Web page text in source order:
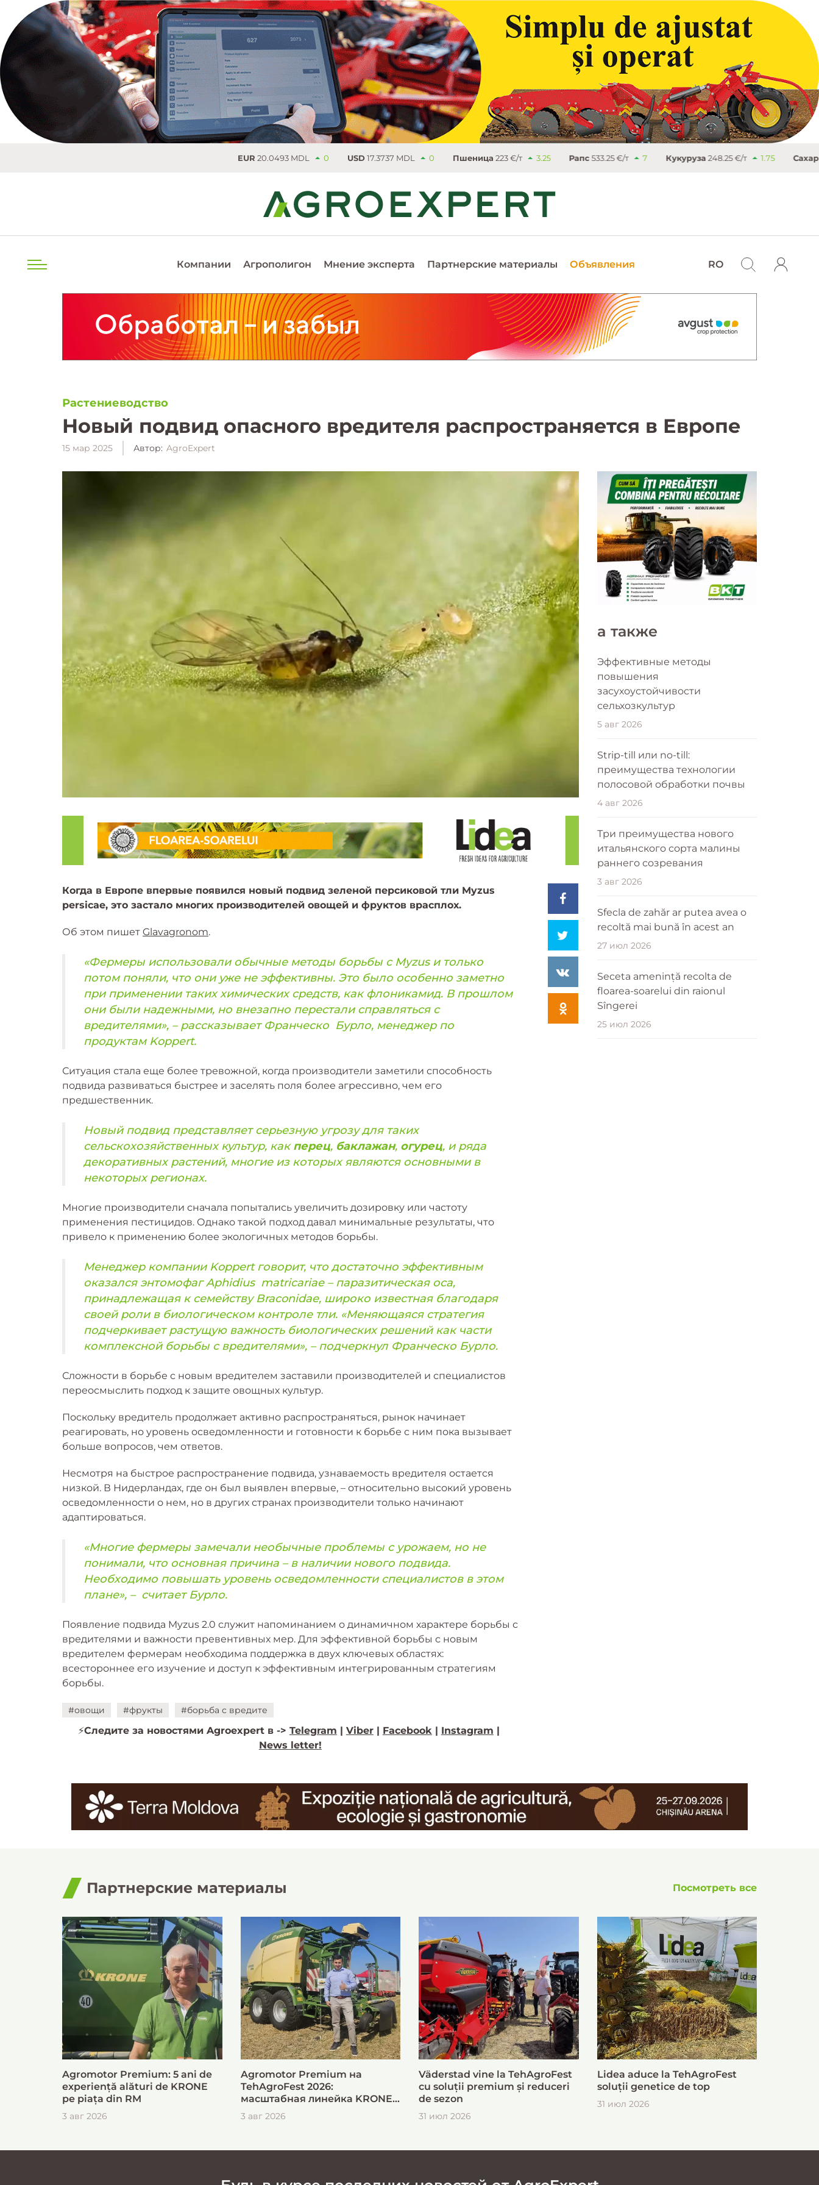
20.0493 MDL 0 USD 17.3737 MDL 0 Пшеница 223 €/т 3.25 Рапс533.25 €/т 7 Кукуруза 248.25 €/т 1.75 Сахар503.4 €/т
Компании Агрополигон Мнение эксперта Партнерские материалы Объявления RO
Растениеводство
Новый подвид опасного вредителя распространяется в Европе
15 мар 2025 Автор: AgroExpert
Когда в Европе впервые появился новый подвид зеленой персиковой тли Myzus
persicae, это застало многих производителей овощей и фруктов врасплох.
Об этом пишет Glavagronom.
«Фермеры использовали обычные методы борьбы с Myzus и только
потом поняли, что они уже не эффективны. Это было особенно заметно
при применении таких химических средств, как флоникамид. В прошлом
они были надежными, но внезапно перестали справляться с
вредителями», – рассказывает Франческо Бурло, менеджер по
продуктам Koppert.
Ситуация стала еще более тревожной, когда производители заметили способность
подвида развиваться быстрее и заселять поля более агрессивно, чем его
предшественник.
Новый подвид представляет серьезную угрозу для таких
сельскохозяйственных культур, какперец, баклажан, огурец, и ряда
декоративных растений, многие из которых являются основными в
некоторых регионах.
Многие производители сначала попытались увеличить дозировку или частоту
применения пестицидов. Однако такой подход давал минимальные результаты, что
привело к применению более экологичных методов борьбы.
Менеджер компании Koppert говорит, что достаточно эффективным
оказался энтомофаг Aphidius matricariae – паразитическая оса,
принадлежащая к семейству Braconidae, широко известная благодаря
своей роли в биологическом контроле тли. «Меняющаяся стратегия
подчеркивает растущую важность биологических решений как части
комплексной борьбы с вредителями», – подчеркнул Франческо Бурло.
Сложности в борьбе с новым вредителем заставили производителей и специалистов
переосмыслить подход к защите овощных культур.
Поскольку вредитель продолжает активно распространяться, рынок начинает
реагировать, но уровень осведомленности и готовности к борьбе с ним пока вызывает
больше вопросов, чем ответов.
Несмотря на быстрое распространение подвида, узнаваемость вредителя остается
низкой. В Нидерландах, где он был выявлен впервые, – относительно высокий уровень
осведомленности о нем, но в других странах производители только начинают
адаптироваться.
«Многие фермеры замечали необычные проблемы с урожаем, но не
понимали, что основная причина – в наличии нового подвида.
Необходимо повышать уровень осведомленности специалистов в этом
плане», – считает Бурло.
Появление подвида Myzus 2.0 служит напоминанием о динамичном характере борьбы с
вредителями и важности превентивных мер. Для эффективной борьбы с новым
вредителем фермерам необходима поддержка в двух ключевых областях:
всестороннее его изучение и доступ к эффективным интегрированным стратегиям
борьбы.
#овощи #фрукты #борьба с вредите
⚡️Следите за новостями Agroexpert в -> Telegram Viber| Facebook| Instagram
News letter!
a также
Эффективные методы
повышения
засухоустойчивости
сельхозкультур
5 авг 2026
Strip-till или no-till:
преимущества технологии
полосовой обработки почвы
4 авг 2026
Три преимущества нового
итальянского сорта малины
раннего созревания
3 авг 2026
Sfecla de zahăr ar putea avea o
recoltă mai bună în acest an
27 июл 2026
Seceta amenință recolta de
floarea-soarelui din raionul
Sîngerei
25 июл 2026
Партнерские материалы Посмотреть все
Agromotor Premium: 5 ani de
experiență alături de KRONE
pe piața din RM
3 авг 2026
Agromotor Premium на
TehAgroFest 2026:
масштабная линейка KRONE
для быстрой и эффективной
заготовки кормов
3 авг 2026
Väderstad vine la TehAgroFest
cu soluții premium și reduceri
de sezon
31 июл 2026
Lidea aduce la TehAgroFest
soluții genetice de top
31 июл 2026